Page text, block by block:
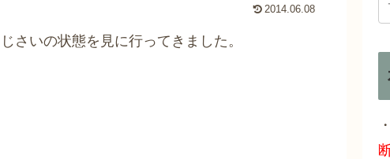
2014.06.08
さいの状態を見に行ってきました。
・